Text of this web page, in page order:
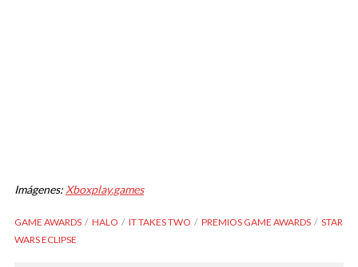
Imágenes: Xboxplay.games
GAME AWARDS HALO IT TAKES TWO PREMIOS GAME AWARDS
STAR
WARS ECLIPSE